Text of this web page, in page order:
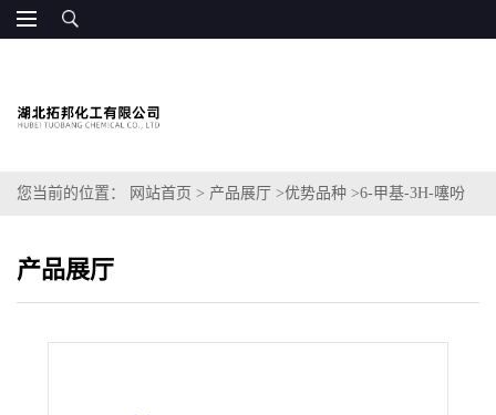
您当前的位置： 网站首页 > 产品展厅 >优势品种 >6-甲基-3H-噻吩
产品展厅